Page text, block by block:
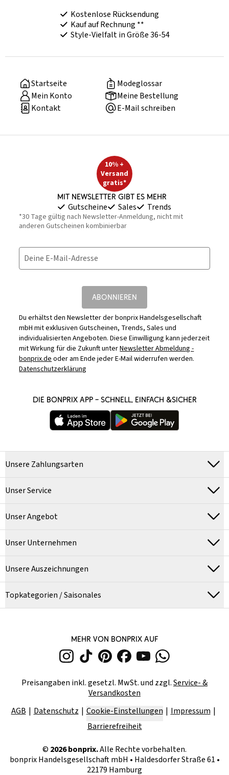
Kostenlose Rücksendung
Kauf auf Rechnung **
Style-Vielfalt in Größe 36-54
Startseite
Modeglossar
Mein Konto
Meine Bestellung
Kontakt
E-Mail schreiben
10% +
Versand
gratis*
Mit Newsletter gibt es mehr
Gutscheine Sales Trends
*30 Tage gültig nach Newsletter-Anmeldung, nicht mit
anderen Gutscheinen kombinierbar
Deine E-Mail-Adresse
ABONNIEREN
Du erhältst den Newsletter der bonprix Handelsgesellschaft
mbH mit exklusiven Gutscheinen, Trends, Sales und
individualisierten Angeboten. Diese Einwilligung kann jederzeit
mit Wirkung für die Zukunft unterNewsletter Abmeldung -
bonprix.deoder am Ende jeder E-Mail widerrufen werden.
Datenschutzerklärung
DIE BONPRIX APP – SCHNELL, EINFACH &SICHER
Unsere Zahlungsarten
Unser Service
Unser Angebot
Unser Unternehmen
Unsere Auszeichnungen
Topkategorien / Saisonales
MEHR VON BONPRIX AUF
Preisangaben inkl. gesetzl. MwSt. und zzgl.Service- &
Versandkosten
AGB
Datenschutz Cookie-Einstellungen
Impressum
Barrierefreiheit
© 2026bonprix.Alle Rechte vorbehalten.
bonprix Handelsgesellschaft mbH • Haldesdorfer Straße 61 •
22179 Hamburg